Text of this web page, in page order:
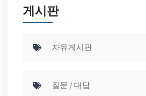
게시판
자유게시판
질문 / 대답